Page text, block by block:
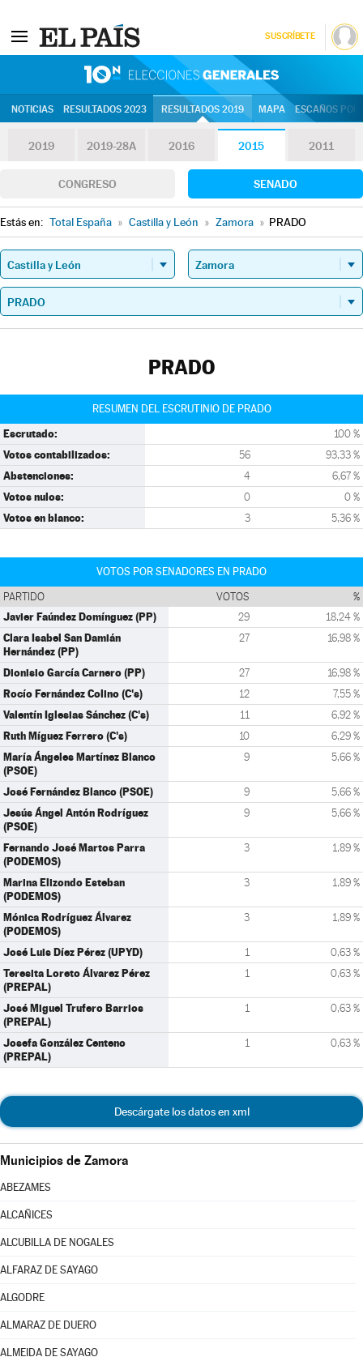
SUSCRÍBETE
NOTICIAS RESULTADOS 2023 RESULTADOS 2019 MAPA ESCAÑOS
2019 2019-28A 2016 2015 2011
CONGRESO SENADO
Estás en: Total España » Castilla y León » Zamora » PRADO
PRADO
RESUMEN DEL ESCRUTINIO DE PRADO
Escrutado: 100 %
Votos contabilizados: 56 93,33 %
Abstenciones: 4 6,67 %
Votos nulos: 0 0 %
Votos en blanco: 3 5,36 %
VOTOS POR SENADORES EN PRADO
PARTIDO VOTOS %
Javier Faúndez Domínguez (PP) 29 18,24 %
Clara Isabel San Damián
Hernández (PP)
27 16,98 %
Dionisio García Carnero (PP) 27 16,98 %
Rocío Fernández Colino (C's) 12 7,55 %
Valentín Iglesias Sánchez (C's) 11 6,92 %
Ruth Míguez Ferrero (C's) 10 6,29 %
María Ángeles Martínez Blanco
(PSOE)
9 5,66 %
José Fernández Blanco (PSOE) 9 5,66 %
Jesús Ángel Antón Rodríguez
(PSOE)
9 5,66 %
Fernando José Martos Parra
(PODEMOS)
3 1,89 %
Marina Elizondo Esteban
(PODEMOS)
3 1,89 %
Mónica Rodríguez Álvarez
(PODEMOS)
3 1,89 %
José Luis Díez Pérez (UPYD) 1 0,63 %
Teresita Loreto Álvarez Pérez
(PREPAL)
1 0,63 %
José Miguel Trufero Barrios
(PREPAL)
1 0,63 %
Josefa González Centeno
(PREPAL)
1 0,63 %
Descárgate los datos en xml
Municipios de Zamora
ABEZAMES
ALCAÑICES
ALCUBILLA DE NOGALES
ALFARAZ DE SAYAGO
ALGODRE
ALMARAZ DE DUERO
ALMEIDA DE SAYAGO